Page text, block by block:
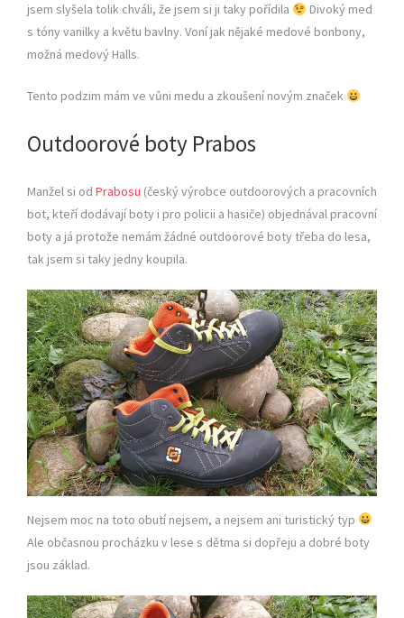
jsem slyšela tolik chváli, že jsem si ji taky pořídila
Divoký med
s tóny vanilky a květu bavlny. Voní jak nějaké medové bonbony,
možná medový Halls.
Tento podzim mám ve vůni medu a zkoušení novým značek
Outdoorové boty Prabos
Manžel si od Prabosu (český výrobce outdoorových a pracovních
bot, kteří dodávají boty i pro policii a hasiče) objednával pracovní
boty a já protože nemám žádné outdoorové boty třeba do lesa,
tak jsem si taky jedny koupila.
Nejsem moc na toto obutí nejsem, a nejsem ani turistický typ
Ale občasnou procházku v lese s dětma si dopřeju a dobré boty
jsou základ.